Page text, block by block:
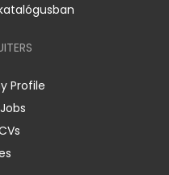
Profile